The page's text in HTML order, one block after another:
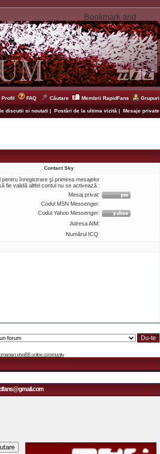
Profil FAQ Căutare Membrii RapidFans Grupuri
discutii si noutati | Postări de la ultima vizită | Mesaje private
Contact Sky
pentru înregistrare şi primirea mesajelor
fie validă altfel contul nu se activează :
Mesaj privat:
Codul MSN Messenger:
Codul Yahoo Messenger:
Adresa AIM:
Numărul ICQ:
phpBB online community